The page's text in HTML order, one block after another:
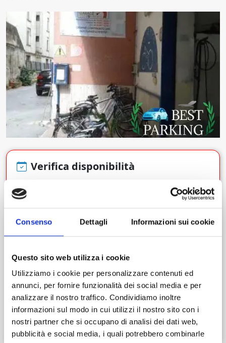
Consenso Dettagli Informazioni sui cookie
Questo sito web utilizza i cookie
Utilizziamo i cookie per personalizzare contenuti ed
annunci, per fornire funzionalità dei social media e per
analizzare il nostro traffico. Condividiamo inoltre
informazioni sul modo in cui utilizzi il nostro sito con i
nostri partner che si occupano di analisi dei dati web,
pubblicità e social media, i quali potrebbero combinarle
Verifica disponibilità
Dal giorno Ora
Al giorno Ora
Cerca